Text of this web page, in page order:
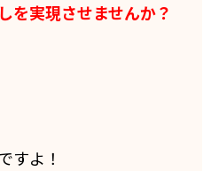
を実現させませんか？
すよ！